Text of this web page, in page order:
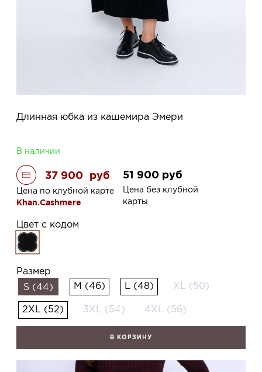
Длинная юбка из кашемира Эмери
В наличии
37 900 руб
Цена по клубной карте
Khan.Cashmere
51 900 руб
Цена без клубной
карты
Цвет с кодом
Размер
S (44)
M (46) L (48) XL (50)
2XL (52) 3XL (54) 4XL (56)
В КОРЗИНУ